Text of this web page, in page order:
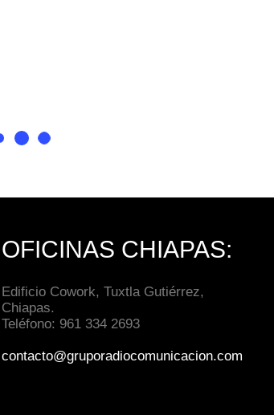
OFICINAS CHIAPAS:
Edificio Cowork, Tuxtla Gutiérrez,
Chiapas.
Teléfono: 961 334 2693
contacto@gruporadiocomunicacion.com